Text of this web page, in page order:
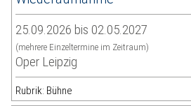
25.09.2026 bis 02.05.2027
(mehrere Einzeltermine im Zeitraum)
Oper Leipzig
Rubrik: Bühne